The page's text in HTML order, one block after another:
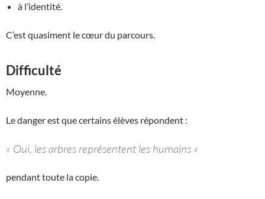
à l’identité.
C’est quasiment le cœur du parcours.
Difficulté
Moyenne.
Le danger est que certains élèves répondent :
« Oui, les arbres représentent les humains »
pendant toute la copie.